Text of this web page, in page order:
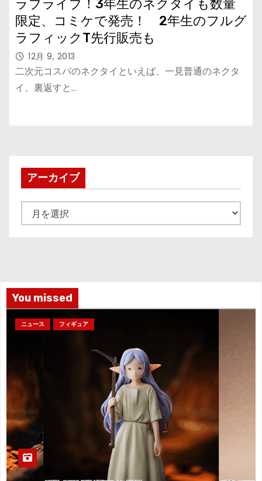
ラブライブ！3年生のネクタイも数量
限定、コミケで発売！ 2年生のフルグ
ラフィックT先行販売も
12月 9, 2013
二次元コスパのネクタイといえば、一見普通のネクタ
イ、裏返すと…
アーカイブ
ー
You missed
ニュース フィギュア